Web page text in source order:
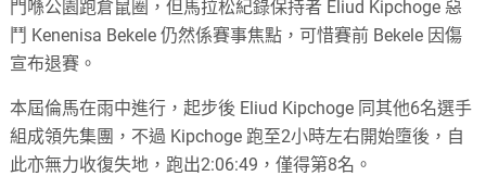
門喺公園跑倉鼠圈，但馬拉松紀錄保持者 Eliud Kipchoge 惡
鬥 Kenenisa Bekele 仍然係賽事焦點，可惜賽前 Bekele 因傷
宣布退賽。
本屆倫馬在雨中進行，起步後 Eliud Kipchoge 同其他6名選手
組成領先集團，不過 Kipchoge 跑至2小時左右開始墮後，自
此亦無力收復失地，跑出2:06:49，僅得第8名。